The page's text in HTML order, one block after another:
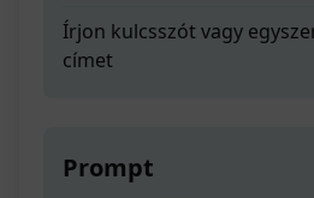
Írjon kulcsszót vagy
címet
Prompt